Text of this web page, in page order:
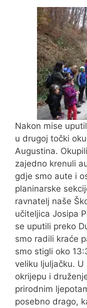
Nakon mise
u drugoj točki
Augustina.
zajedno krenuli
gdje smo aute i
planinarske
ravnatelj naše
učiteljica Josipa
se uputili preko
smo radili kraće
smo stigli oko
veliku ljuljačku.
okrijepu i
prirodnim
posebno drago,